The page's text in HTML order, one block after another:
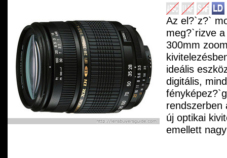
Az el?`z?`
meg?`rizve
300mm
ideális
digitális,
rendszerben
új optikai
emellett